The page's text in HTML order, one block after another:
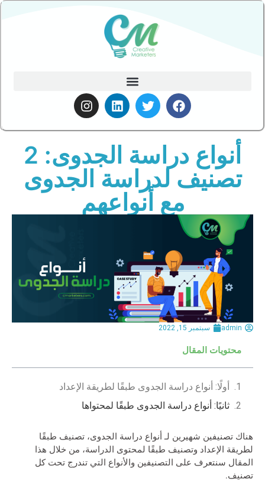
أنواع دراسة الجدوى: 2
تصنيف لدراسة الجدوى
مع أنواعهم
admin سبتمبر 15, 2022
محتويات المقال
أولًا: أنواع دراسة الجدوى طبقًا لطريقة الإعداد
ثانيًا: أنواع دراسة الجدوى طبقًا لمحتواها
هناك تصنيفين شهيرين لـ أنواع دراسة الجدوى، تصنيف طبقًا
لطريقة الإعداد وتصنيف طبقًا لمحتوى الدراسة، من خلال هذا
المقال سنتعرف على التصنيفين والأنواع التي تندرج تحت كل
تصنيف.